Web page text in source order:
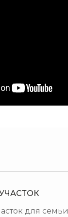
для семьи